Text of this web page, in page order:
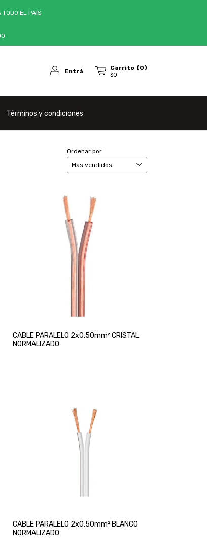
TODO EL PAÍS
Entrá Carrito (0)
$0
Términos y condiciones
Ordenar por
CABLE PARALELO 2x0.50mm² CRISTAL
NORMALIZADO
CABLE PARALELO 2x0.50mm² BLANCO
NORMALIZADO